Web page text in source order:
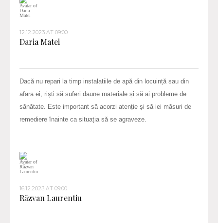
12.12.2023 AT 09:00
Daria Matei
Dacă nu repari la timp instalatiile de apă din locuință sau din
afara ei, riști să suferi daune materiale și să ai probleme de
sănătate. Este important să acorzi atenție și să iei măsuri de
remediere înainte ca situația să se agraveze.
16.12.2023 AT 09:00
Răzvan Laurentiu